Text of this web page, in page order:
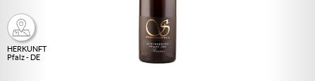
HERKUNFT
Pfalz - DE